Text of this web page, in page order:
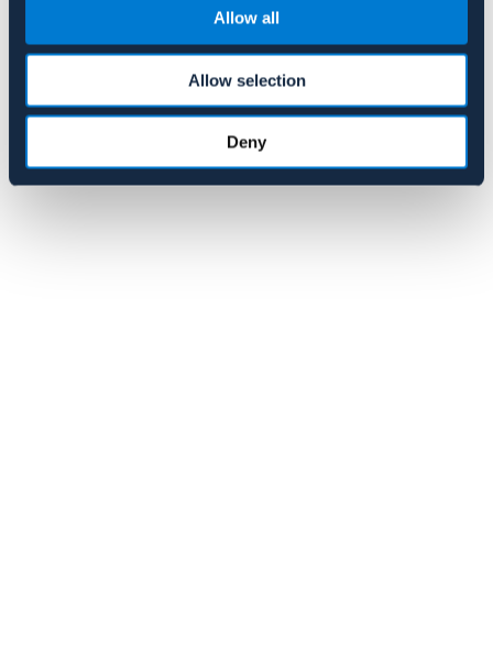
Allow all
Allow selection
Deny
SÆLGES KUN I BUTIK
KRAFFT
209 DKK
SÆLGES KUN I BUTIK
BROGAARDEN
319 DKK